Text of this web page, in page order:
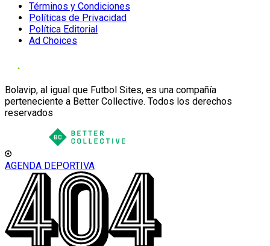
Términos y Condiciones
Políticas de Privacidad
Política Editorial
Ad Choices
Bolavip, al igual que Futbol Sites, es una compañía
perteneciente a Better Collective. Todos los derechos
reservados
AGENDA DEPORTIVA